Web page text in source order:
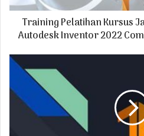
d
s
Training Pelatihan Kursus
Autodesk Inventor 2022